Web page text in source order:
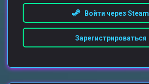
Войти через Steam
Зарегистрироваться